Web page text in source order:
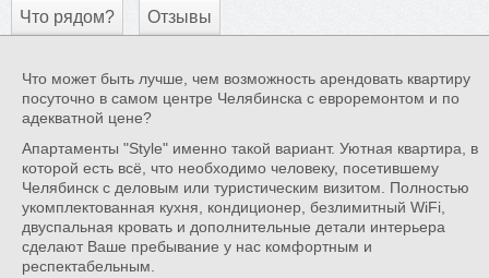
Что рядом?
Отзывы
Что может быть лучше, чем возможность арендовать квартиру
посуточно в самом центре Челябинска с евроремонтом и по
адекватной цене?
Апартаменты "Style" именно такой вариант. Уютная квартира, в
которой есть всё, что необходимо человеку, посетившему
Челябинск с деловым или туристическим визитом. Полностью
укомплектованная кухня, кондиционер, безлимитный WiFi,
двуспальная кровать и дополнительные детали интерьера
сделают Ваше пребывание у нас комфортным и
респектабельным.